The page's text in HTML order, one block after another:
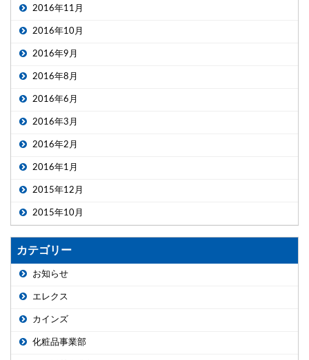
2016年11月
2016年10月
2016年9月
2016年8月
2016年6月
2016年3月
2016年2月
2016年1月
2015年12月
2015年10月
カテゴリー
お知らせ
エレクス
カインズ
化粧品事業部